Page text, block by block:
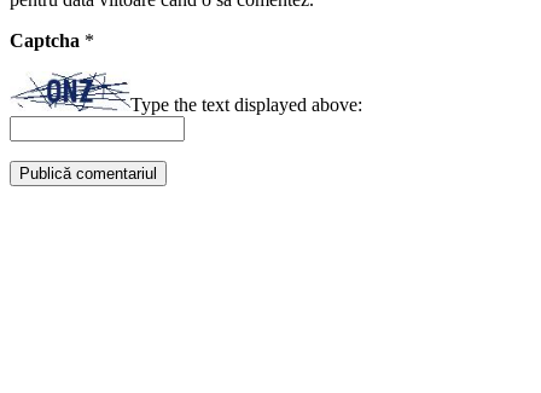
Captcha *
Type the text displayed above: